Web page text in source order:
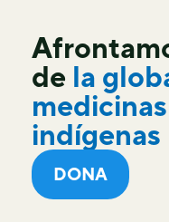
de la
indígenas
DONA